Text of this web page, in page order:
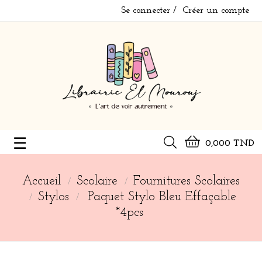
Se connecter Créer un compte
0,000 TND
Basculer
navigation
☰
Accueil Scolaire
Fournitures Scolaires
Stylos
Paquet Stylo Bleu Effaçable
*4pcs